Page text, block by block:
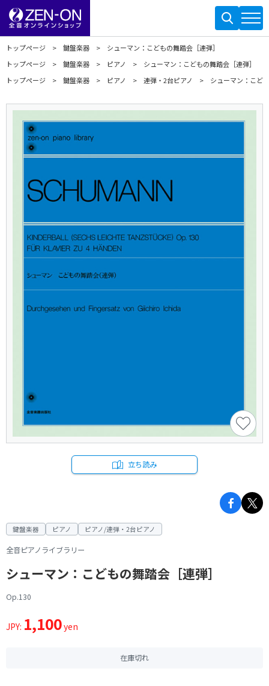
トップページ 鍵盤楽器
シューマン：こどもの舞踏会［連弾］
トップページ
鍵盤楽器 ピアノ
シューマン：こどもの舞踏会［連弾］
トップページ
鍵盤楽器 ピアノ 連弾・2台ピアノ シューマン：こど
立ち読み
鍵盤楽器 ピアノ ピアノ/連弾・2台ピアノ
全音ピアノライブラリー
シューマン：こどもの舞踏会［連弾］
Op.130
JPY: 1,100yen
在庫切れ